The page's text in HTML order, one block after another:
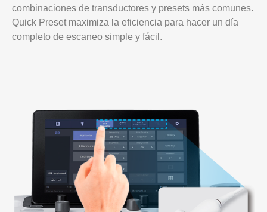
combinaciones de transductores y presets más comunes.
Quick Preset maximiza la eficiencia para hacer un día
completo de escaneo simple y fácil.